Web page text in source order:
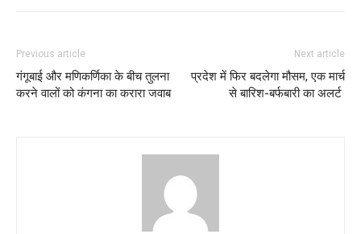
Previous article
गंगूबाई और मणिकर्णिका के बीच तुलना
करने वालों को कंगना का करारा जवाब
Next article
प्रदेश में फिर बदलेगा मौसम, एक मार्च
से बारिश-बर्फबारी का अलर्ट